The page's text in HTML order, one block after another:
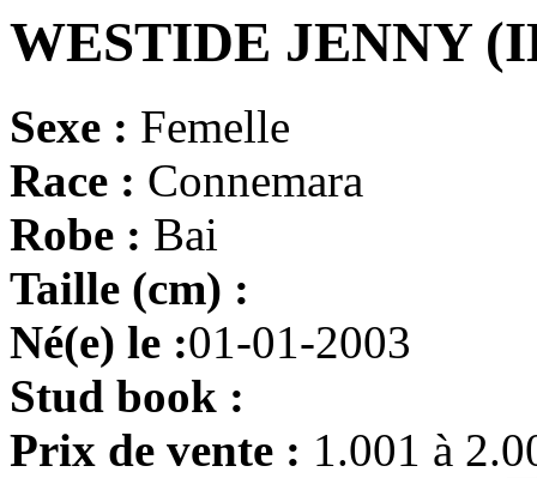
WESTIDE JENNY
Sexe : Femelle
Race : Connemara
Robe : Bai
Taille (cm) :
Né(e) le :01-01-2003
Stud book :
Prix de vente : 1.001 à